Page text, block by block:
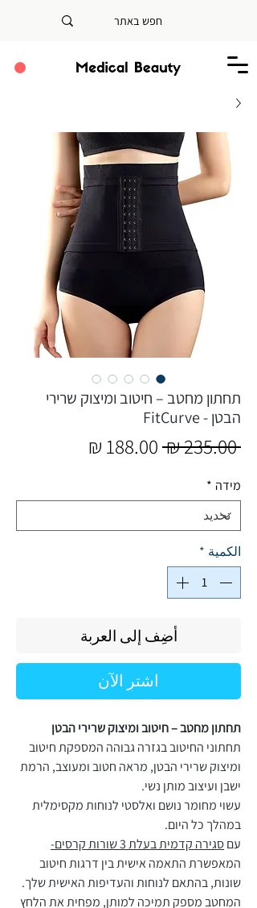
תחתון מחטב – חיטוב ומיצוק שרירי
הבטן - FitCurve
‏235.00 ₪
سعر
מידה *
الكمية *
أضِف إلى العربة
اشترِ الآن
תחתון מחטב – חיטוב ומיצוק שרירי הבטן
תחתוני החיטוב בגזרה גבוהה המספקת חיטוב
ומיצוק שרירי הבטן, מראה חטוב ומעוצב, הרמת
ישבן ועיצוב מותן נשי.
עשוי מחומר נושם ואלסטי לנוחות מקסימלית
במהלך כל היום.
עםסגירה קדמית בעלת 3 שורות קרסים-
המאפשרת התאמה אישית בין דרגות חיטוב
שונות, בהתאם לנוחות והעדיפות האישית שלך.
המחטב מספק תמיכה למותן, מפחית את הלחץ